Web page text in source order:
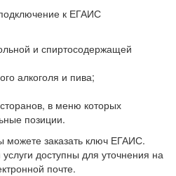
к ЕГАИС
и спиртосодержащей
алкоголя и пива;
в меню которых
позиции.
заказать ключ ЕГАИС.
доступны для уточнения на
почте.